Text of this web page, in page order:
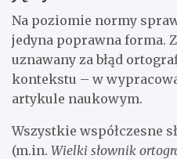
Na poziomie normy
jedyna poprawna forma.
uznawany za błąd
kontekstu – w
artykule naukowym.
Wszystkie współczesne
(m.in. Wielki słownik